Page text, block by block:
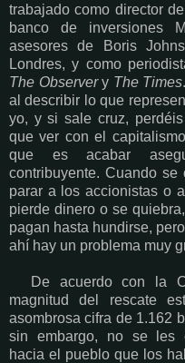
trabajado como director
banco de inversiones
asesores de Boris
Londres, y como
The Observery The Times
al describir lo que
yo, y si sale cruz,
que ver con el
que es acabar
contribuyente. Cuando
parar a los accionistas o
pierde dinero o se
pagan hasta hundirse,
ahí hay un problema muy
De acuerdo con la
magnitud del rescate
asombrosa cifra de 1.162
sin embargo, no se les
hacia el pueblo que los